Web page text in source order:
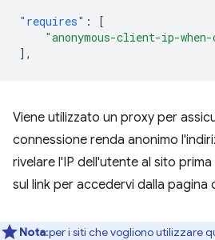
"requires" :
[
"anonymous-client-ip-
],
Viene utilizzato un proxy per
connessione renda anonimo
rivelare l'IP dell'utente al sito
sul link per accedervi dalla pagina
Nota:per i siti che vogliono utilizzare